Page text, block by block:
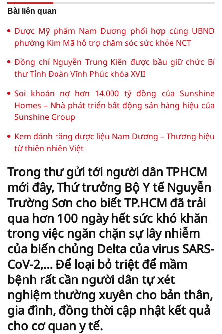
Bài liên quan
Dược Mỹ phẩm Nam Dương phối hợp cùng UBND
phường Kim Mã hỗ trợ chăm sóc sức khỏe NCT
Đồng chí Nguyễn Trung Kiên được bầu giữ chức Bí
thư Tỉnh Đoàn Vĩnh Phúc khóa XVII
Soi khoản nợ hơn 14.000 tỷ đồng của Sunshine
Homes – Nhà phát triển bất động sản hàng hiệu của
Sunshine Group
Kem đánh răng dược liệu Nam Dương – Thương hiệu
từ thiên nhiên Việt
Trong thư gửi tới người dân TPHCM
mới đây, Thứ trưởng Bộ Y tế Nguyễn
Trường Sơn cho biết TP.HCM đã trải
qua hơn 100 ngày hết sức khó khăn
trong việc ngăn chặn sự lây nhiễm
của biến chủng Delta của virus SARS-
CoV-2,… Để loại bỏ triệt để mầm
bệnh rất cần người dân tự xét
nghiệm thường xuyên cho bản thân,
gia đình, đồng thời cập nhật kết quả
cho cơ quan y tế.